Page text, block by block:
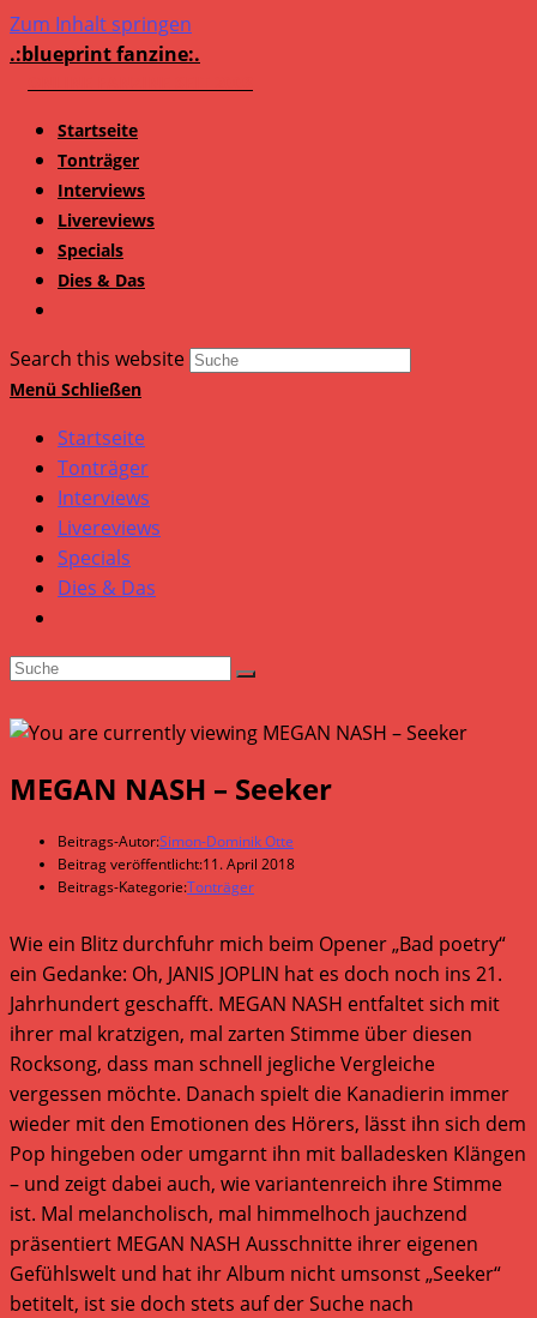
Zum Inhalt springen
.:blueprint fanzine:.
Startseite
Tonträger
Interviews
Livereviews
Specials
Dies & Das
Search this website
Menü Schließen
Startseite
Tonträger
Interviews
Livereviews
Specials
Dies & Das
MEGAN NASH – Seeker
Beitrags-Autor:Simon-Dominik Otte
Beitrag veröffentlicht:11. April 2018
Beitrags-Kategorie:Tonträger
Wie ein Blitz durchfuhr mich beim Opener „Bad poetry“
ein Gedanke: Oh, JANIS JOPLIN hat es doch noch ins 21.
Jahrhundert geschafft. MEGAN NASH entfaltet sich mit
ihrer mal kratzigen, mal zarten Stimme über diesen
Rocksong, dass man schnell jegliche Vergleiche
vergessen möchte. Danach spielt die Kanadierin immer
wieder mit den Emotionen des Hörers, lässt ihn sich dem
Pop hingeben oder umgarnt ihn mit balladesken Klängen
– und zeigt dabei auch, wie variantenreich ihre Stimme
ist. Mal melancholisch, mal himmelhoch jauchzend
präsentiert MEGAN NASH Ausschnitte ihrer eigenen
Gefühlswelt und hat ihr Album nicht umsonst „Seeker“
betitelt, ist sie doch stets auf der Suche nach